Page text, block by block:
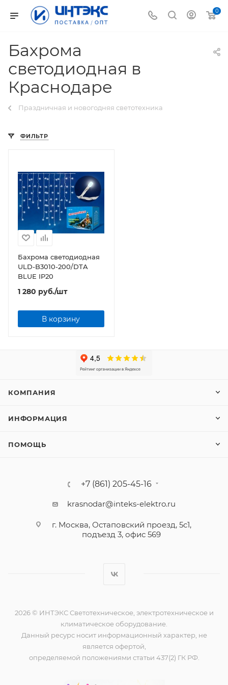
0
Бахрома
светодиодная в
Краснодаре
Праздничная и новогодняя светотехника
ФИЛЬТР
Бахрома светодиодная
ULD-B3010-200/DTA
BLUE IP20
1 280 руб./шт
В корзину
КОМПАНИЯ
ИНФОРМАЦИЯ
ПОМОЩЬ
+7 (861) 205-45-16
krasnodar@inteks-elektro.ru
г. Москва, Остаповский проезд, 5с1,
подъезд 3, офис 569
2026 © ИНТЭКС Светотехническое, электротехническое и
климатическое оборудование.
Данный ресурс носит информационный характер, не
является офертой,
определяемой положениями статьи 437(2) ГК РФ.